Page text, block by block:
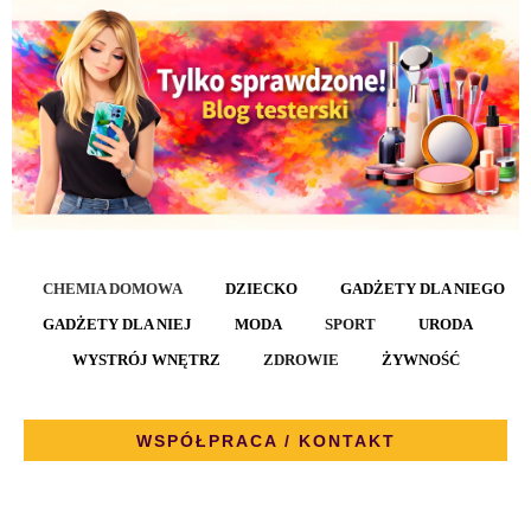
CHEMIA DOMOWA DZIECKO
GADŻETY DLA NIEGO
GADŻETY DLA NIEJ
MODA SPORT
URODA
WYSTRÓJ WNĘTRZ
ZDROWIE ŻYWNOŚĆ
WSPÓŁPRACA / KONTAKT